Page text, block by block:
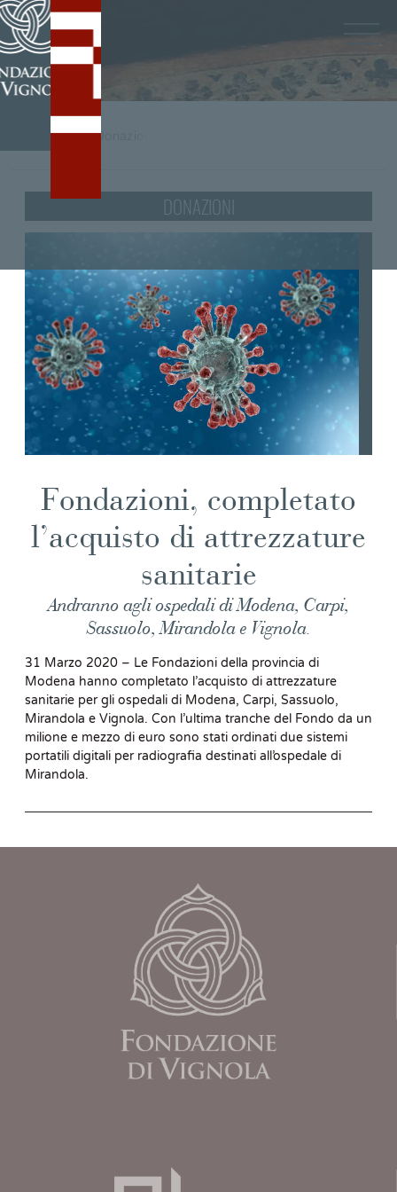
/tag Donazioni
DONAZIONI
Fondazioni, completato
l’acquisto di attrezzature
sanitarie
Andranno agli ospedali di Modena, Carpi,
Sassuolo, Mirandola e Vignola.
31 Marzo 2020 – Le Fondazioni della provincia di
Modena hanno completato l’acquisto di attrezzature
sanitarie per gli ospedali di Modena, Carpi, Sassuolo,
Mirandola e Vignola. Con l’ultima tranche del Fondo da un
milione e mezzo di euro sono stati ordinati due sistemi
portatili digitali per radiografia destinati all’ospedale di
Mirandola.